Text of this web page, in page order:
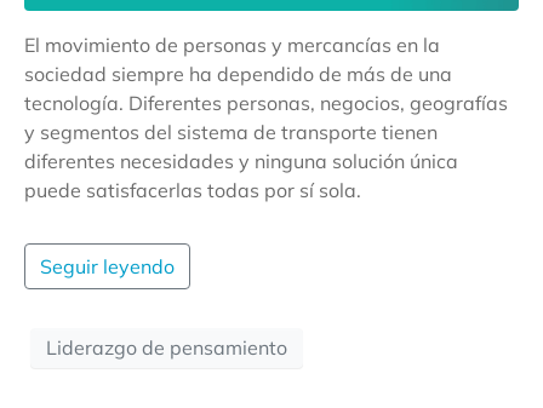
El movimiento de personas y mercancías en la
sociedad siempre ha dependido de más de una
tecnología. Diferentes personas, negocios, geografías
y segmentos del sistema de transporte tienen
diferentes necesidades y ninguna solución única
puede satisfacerlas todas por sí sola.
Seguir leyendo
Liderazgo de pensamiento